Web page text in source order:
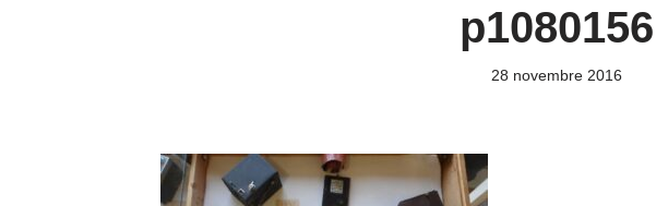
p1080156
28 novembre 2016